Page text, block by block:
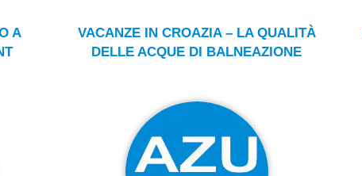
A
VACANZE IN CROAZIA – LA QUALITÀ
DELLE ACQUE DI BALNEAZIONE